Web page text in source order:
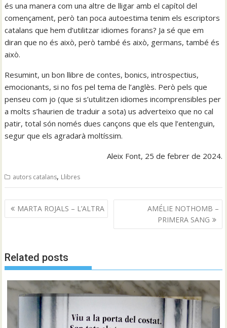
és una manera com una altre de lligar amb el capítol del
començament, però tan poca autoestima tenim els escriptors
catalans que hem d’utilitzar idiomes forans? Ja sé que em
diran que no és això, però també és això, germans, també és
això.
Resumint, un bon llibre de contes, bonics, introspectius,
emocionants, si no fos pel tema de l’anglès. Però pels que
penseu com jo (que si s’utulitzen idiomes incomprensibles per
a molts s’haurien de traduir a sota) us adverteixo que no cal
patir, total són només dues cançons que els que l’entenguin,
segur que els agradarà moltíssim.
Aleix Font, 25 de febrer de 2024.
autors catalans, Llibres
Navegació
d'entrades
MARTA ROJALS – L’ALTRA
AMÉLIE NOTHOMB –
PRIMERA SANG
Related posts